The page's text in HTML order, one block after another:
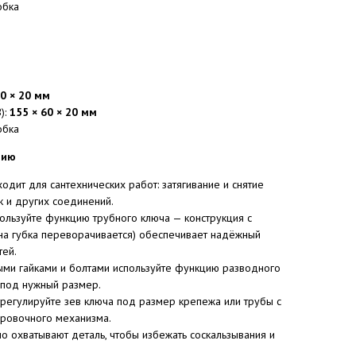
× 20 мм
155 × 60 × 20 мм
для сантехнических работ: затягивание и снятие
и других соединений.
функцию трубного ключа — конструкция с
губка переворачивается) обеспечивает надёжный
гайками и болтами используйте функцию разводного
нужный размер.
зев ключа под размер крепежа или трубы с
механизма.
охватывают деталь, чтобы избежать соскальзывания и